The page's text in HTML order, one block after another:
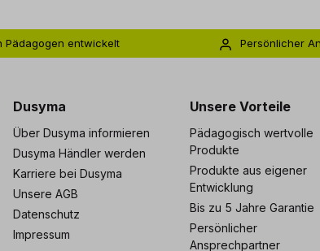
Pädagogen entwickelt
Persönlicher
Dusyma
Über Dusyma informieren
Dusyma Händler werden
Karriere bei Dusyma
Unsere AGB
Datenschutz
Impressum
Unsere Vorteile
Pädagogisch wertvolle
Produkte
Produkte aus eigener
Entwicklung
Bis zu 5 Jahre Garantie
Persönlicher
Ansprechpartner